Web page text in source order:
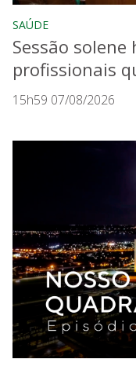
SAÚDE
Sessão solene
profissionais
15h59 07/08/2026